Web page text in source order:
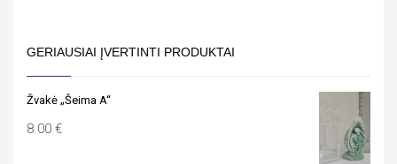
GERIAUSIAI ĮVERTINTI PRODUKTAI
Žvakė „Šeima A“
8.00 €